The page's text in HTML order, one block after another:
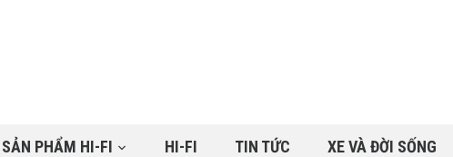
SẢN PHẨM HI-FI HI-FI TIN TỨC XE VÀ ĐỜI SỐNG